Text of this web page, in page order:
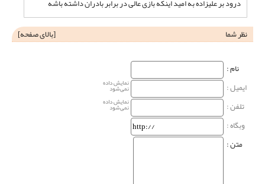
درود بر علیزاده به امید اینکه بازی عالی در برابر بادران داشته باشه
نظر شما
[بالای صفحه]
نام‌ :
ایمیل :
نمایش داده
نمی‌شود
تلفن : نمایش داده
نمی‌شود
وبگاه‌ :
متن :